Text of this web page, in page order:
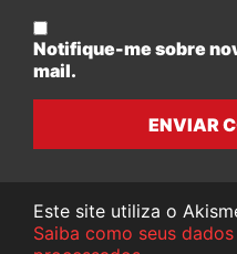
Notifique-me sobre
mail.
ENVIAR
Este site utiliza o
Saiba como seus